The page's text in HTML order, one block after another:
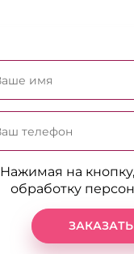
Нажимая на
обработку